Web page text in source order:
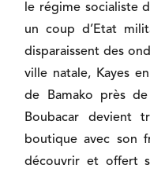
le régime socialiste
un coup d’Etat
disparaissent des
ville natale, Kayes
de Bamako près
Boubacar devient
boutique avec son
découvrir et offert